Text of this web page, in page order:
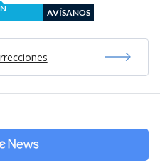
AVÍSANOS